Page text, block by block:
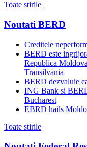
Toate stirile
Noutati BERD
Creditele
BERD este
Republica
Transilvania
BERD dezvaluie
ING Bank si
Bucharest
EBRD hails
Toate stirile